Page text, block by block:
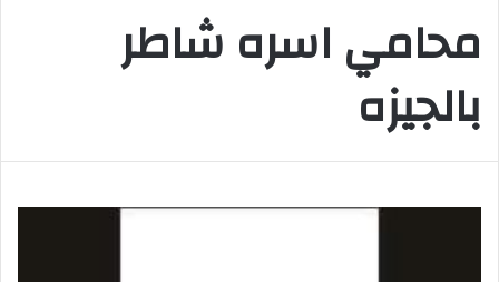
محامي اسره شاطر
بالجيزه